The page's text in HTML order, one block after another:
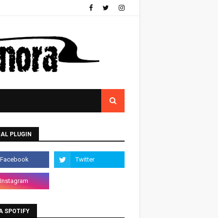
PLUGIN
SPOTIFY